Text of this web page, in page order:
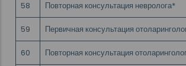
58 Повторная консультация невролога*
59 Первичная консультация
60 Повторная консультация